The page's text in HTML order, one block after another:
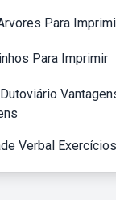
Para
Para Imprimir
Verbal